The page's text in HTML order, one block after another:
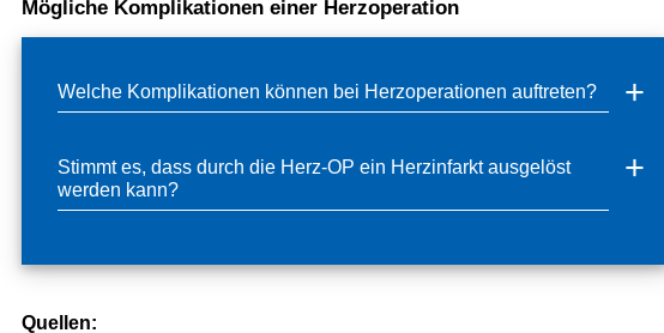
Mögliche Komplikationen einer Herzoperation
Welche Komplikationen können bei Herzoperationen auftreten?
Stimmt es, dass durch die Herz-OP ein Herzinfarkt ausgelöst
werden kann?
Quellen: